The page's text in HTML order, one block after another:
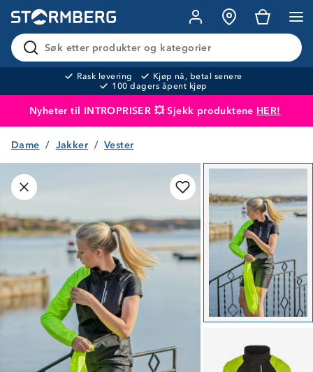
Søk etter produkter og kategorier
Rask levering
Kjøp nå, betal senere
100 dagers åpent kjøp
Nyheter til INTROPRISER 💥 Sjekk produktene HER!
Produktet er lagt i handlekurven
Dame Jakker Vester